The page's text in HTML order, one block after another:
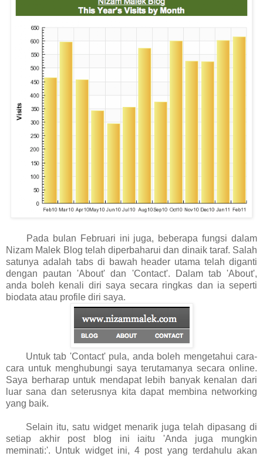
Pada bulan Februari ini juga, beberapa fungsi dalam
Nizam Malek Blog telah diperbaharui dan dinaik taraf. Salah
satunya adalah tabs di bawah header utama telah diganti
dengan pautan 'About' dan 'Contact'. Dalam tab 'About',
anda boleh kenali diri saya secara ringkas dan ia seperti
biodata atau profile diri saya.
Untuk tab 'Contact' pula, anda boleh mengetahui cara-
cara untuk menghubungi saya terutamanya secara online.
Saya berharap untuk mendapat lebih banyak kenalan dari
luar sana dan seterusnya kita dapat membina networking
yang baik.
Selain itu, satu widget menarik juga telah dipasang di
setiap akhir post blog ini iaitu 'Anda juga mungkin
meminati:'. Untuk widget ini, 4 post yang terdahulu akan